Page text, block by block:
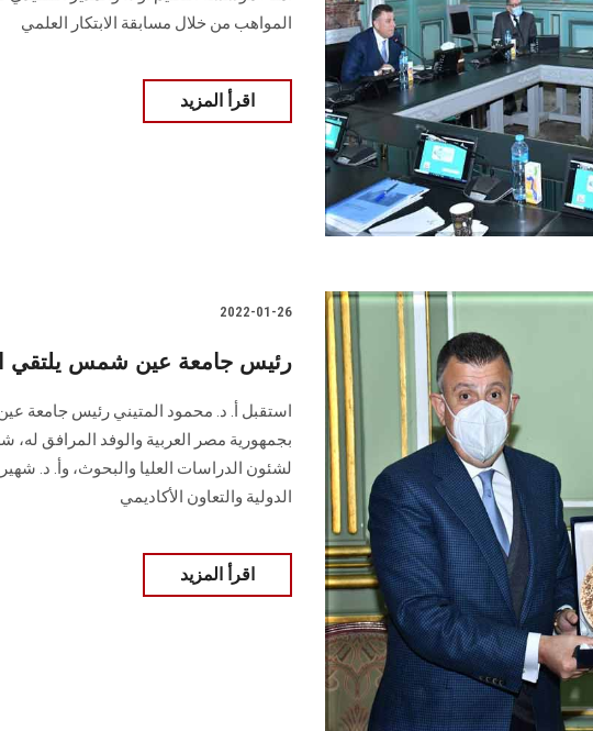
المواهب من خلال مسابقة الابتكار العلمي
اقرأ المزيد
2022-01-26
رئيس جامعة عين شمس يلتقي
استقبل أ. د. محمود المتيني رئيس جامعة
بجمهورية مصر العربية والوفد المرافق له،
لشئون الدراسات العليا والبحوث، وأ. د.
الدولية والتعاون الأكاديمي
اقرأ المزيد